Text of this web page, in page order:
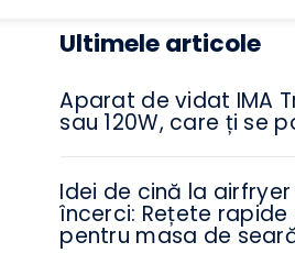
Ultimele
Aparat de vidat
sau 120W, care
Idei de cină la
încerci: Rețete